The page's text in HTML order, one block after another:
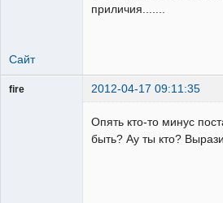
приличия.......
Сайт
fire 2012-04-17 09:11:35
Опять кто-то минус
быть? Ау ты кто?